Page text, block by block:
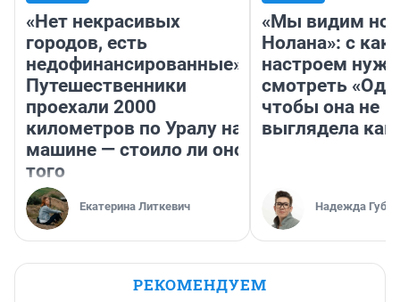
«Нет некрасивых
городов, есть
недофинансированные».
Путешественники
проехали 2000
километров по Уралу на
машине — стоило ли оно
того
Екатерина Литкевич
«Мы видим
Нолана»: с
настроем
смотреть
чтобы она не
выглядела как
Надежда
РЕКОМЕНДУЕМ